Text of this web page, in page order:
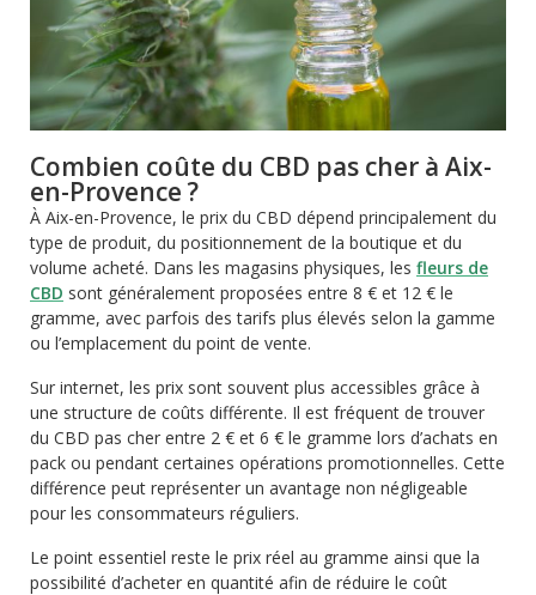
Combien coûte du CBD pas cher à Aix-
en-Provence ?
À Aix-en-Provence, le prix du CBD dépend principalement du
type de produit, du positionnement de la boutique et du
volume acheté. Dans les magasins physiques, les fleurs de
CBD sont généralement proposées entre 8 € et 12 € le
gramme, avec parfois des tarifs plus élevés selon la gamme
ou l’emplacement du point de vente.
Sur internet, les prix sont souvent plus accessibles grâce à
une structure de coûts différente. Il est fréquent de trouver
du CBD pas cher entre 2 € et 6 € le gramme lors d’achats en
pack ou pendant certaines opérations promotionnelles. Cette
différence peut représenter un avantage non négligeable
pour les consommateurs réguliers.
Le point essentiel reste le prix réel au gramme ainsi que la
possibilité d’acheter en quantité afin de réduire le coût